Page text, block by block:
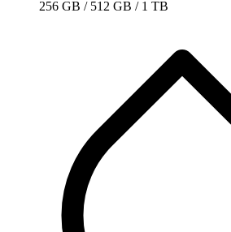
256 GB / 512 GB / 1 TB